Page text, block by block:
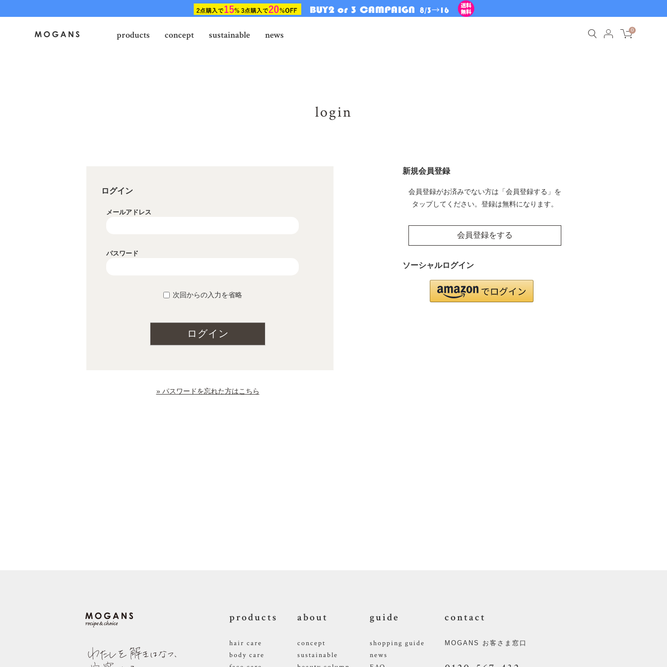
products concept sustainable news 0
login
ログイン
メールアドレス
パスワード
次回からの入力を省略
ログイン
» パスワードを忘れた方はこちら
新規会員登録
会員登録がお済みでない方は「会員登録する」を
タップしてください。登録は無料になります。
会員登録をする
ソーシャルログイン
products
hair care
body care
about
concept
sustainable
guide
shopping guide
news
contact
MOGANS お客さま窓口